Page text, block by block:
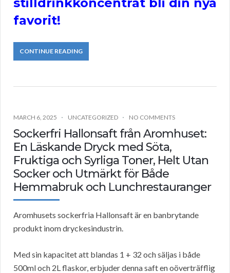
favorit!
CONTINUE READING
MARCH 6, 2025 UNCATEGORIZED NO COMMENTS
Sockerfri Hallonsaft från Aromhuset:
En Läskande Dryck med Söta,
Fruktiga och Syrliga Toner, Helt Utan
Socker och Utmärkt för Både
Hemmabruk och Lunchrestauranger
Aromhusets sockerfria Hallonsaft är en banbrytande
produkt inom dryckesindustrin.
Med sin kapacitet att blandas 1 + 32 och säljas i både
500ml och 2L flaskor, erbjuder denna saft en oöverträfflig